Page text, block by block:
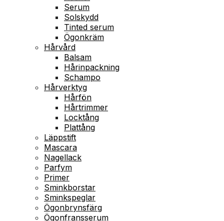
Serum
Solskydd
Tinted serum
Ögonkräm
Hårvård
Balsam
Hårinpackning
Schampo
Hårverktyg
Hårfön
Hårtrimmer
Locktång
Plattång
Läppstift
Mascara
Nagellack
Parfym
Primer
Sminkborstar
Sminkspeglar
Ögonbrynsfärg
Ögonfransserum